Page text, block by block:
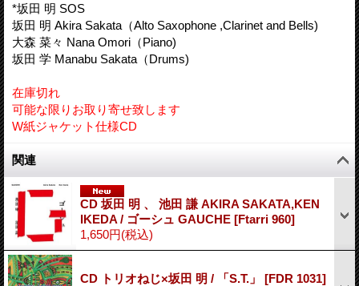
*坂田 明 SOS
坂田 明 Akira Sakata（Alto Saxophone ,Clarinet and Bells)
大森 菜々 Nana Omori（Piano)
坂田 学 Manabu Sakata（Drums)
在庫切れ
可能な限りお取り寄せ致します
W紙ジャケット仕様CD
関連
CD 坂田 明 、 池田 謙 AKIRA SAKATA,KEN
IKEDA / ゴーシュ GAUCHE [Ftarri 960]
1,650円(税込)
CD トリオねじ×坂田 明 / 「S.T.」 [FDR 1031]